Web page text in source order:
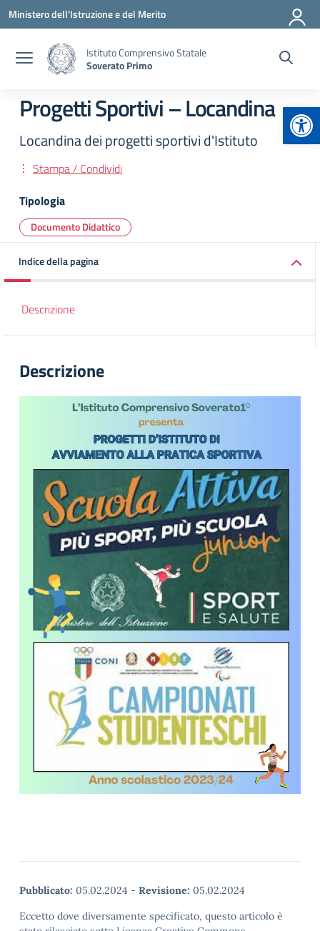
Vai ai contenuti
Vai al menu di navigazione
Vai al footer
Ministero dell'Istruzione e del Merito
Istituto Comprensivo Statale
Soverato Primo
Progetti Sportivi – Locandina
Locandina dei progetti sportivi d'Istituto
Stampa / Condividi
Tipologia
Documento Didattico
Indice della pagina
Descrizione
Descrizione
Pubblicato: 05.02.2024 - Revisione: 05.02.2024
Eccetto dove diversamente specificato, questo articolo è